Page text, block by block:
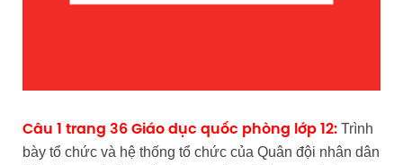
Câu 1 trang 36 Giáo dục quốc phòng lớp 12:Trình
bày tổ chức và hệ thống tổ chức của Quân đội nhân dân